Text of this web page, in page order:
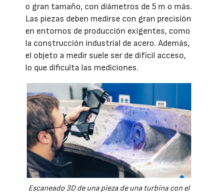
o gran tamaño, con diámetros de 5 m o más.
Las piezas deben medirse con gran precisión
en entornos de producción exigentes, como
la construcción industrial de acero. Además,
el objeto a medir suele ser de difícil acceso,
lo que dificulta las mediciones.
Escaneado 3D de una pieza de una turbina con el